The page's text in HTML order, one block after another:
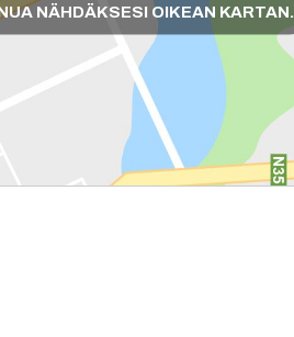
NÄHDÄKSESI OIKEAN KARTAN.